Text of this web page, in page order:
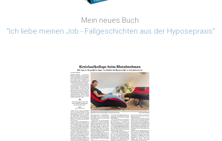
Mein neues Buch:
"Ich liebe meinen Job - Fallgeschichten aus der Hyposepraxis"